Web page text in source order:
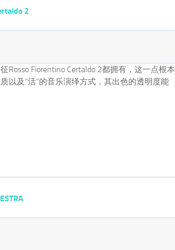
2
Fiorentino Certaldo 2都拥有，这一点根本
以及“活”的音乐演绎方式，其出色的透明度能